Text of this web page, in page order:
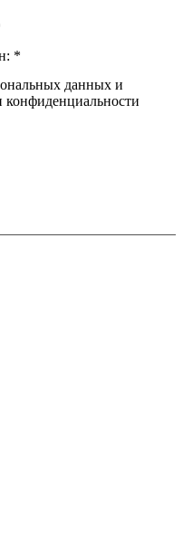
*
данных и
конфиденциальности